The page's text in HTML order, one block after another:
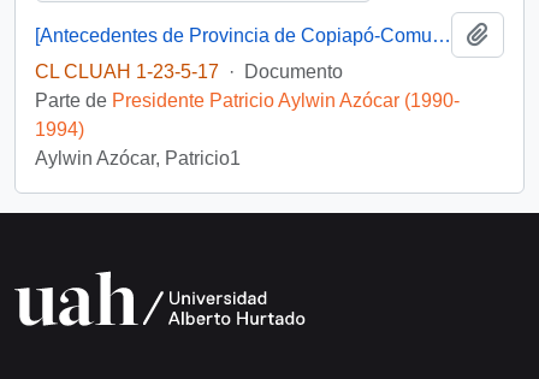
[Antecedentes de Provincia de Copiapó-Comuna de Copiapó, Caldera. Tierra Amarilla].
CL CLUAH 1-23-5-17 ·
Documento
Parte de Presidente Patricio Aylwin Azócar (1990-
1994)
Aylwin Azócar, Patricio1